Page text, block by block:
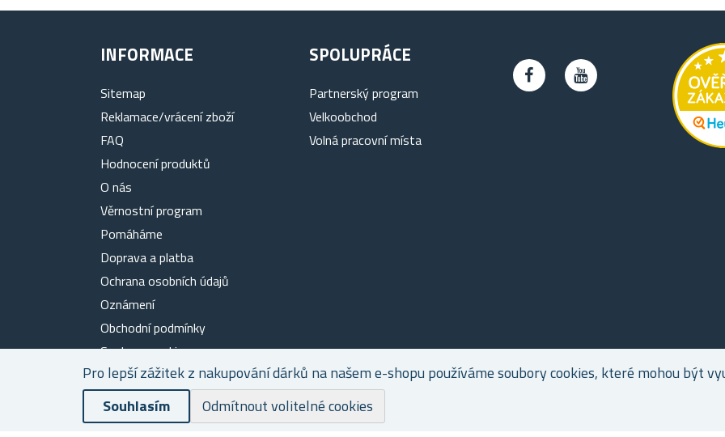
Pro lepší zážitek z nakupování dárků na našem e-shopu používáme soubory cookies, které mohou být
Souhlasím
Odmítnout volitelné cookies
INFORMACE
Sitemap
Reklamace/vrácení zboží
FAQ
Hodnocení produktů
O nás
Věrnostní program
Pomáháme
Doprava a platba
Ochrana osobních údajů
Oznámení
Obchodní podmínky
Soubory cookies
Kontakty
SPOLUPRÁCE
Partnerský program
Velkoobchod
Volná pracovní místa